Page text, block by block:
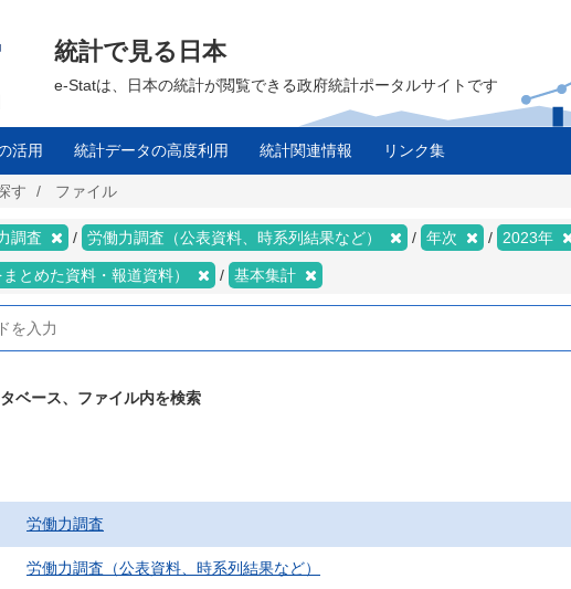
統計で見る日本
e-Statは、日本の統計が閲覧できる政府統計ポータルサイトです
活用 統計データの高度利用 統計関連情報 リンク集
す ファイル
調査 労働力調査（公表資料、時系列結果など） 年次 2023年
とめた資料・報道資料） 基本集計
ベース、ファイル内を検索
労働力調査
労働力調査（公表資料、時系列結果など）